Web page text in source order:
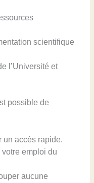
scientifique
l’Université et
possible de
un accès rapide.
votre emploi du
aucune